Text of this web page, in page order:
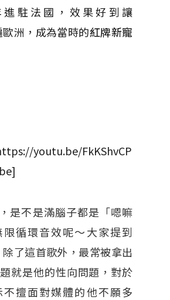
進駐法國，效果好到讓
洲，成為當時的紅牌新寵
youtu.be/FkKShvCP
是不是滿腦子都是「嗯嘛
循環音效呢～大家提到
了這首歌外，最常被拿出
就是他的性向問題，對於
不擅面對媒體的他不願多